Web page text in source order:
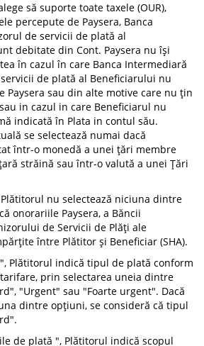
să suporte toate taxele (OUR),
percepute de Paysera, Banca
de servicii de plată al
debitate din Cont. Paysera nu își
în cazul în care Banca Intermediară
de plată al Beneficiarului nu
Paysera sau din alte motive care nu țin
in cazul in care Beneficiarul nu
indicată în Plata in contul său.
se selectează numai dacă
într-o monedă a unei țări membre
străină sau într-o valută a unei Țări
nu selectează niciuna dintre
onorariile Paysera, a Băncii
de Servicii de Plăți ale
între Plătitor și Beneficiar (SHA).
Plătitorul indică tipul de plată conform
prin selectarea uneia dintre
"Urgent" sau "Foarte urgent". Dacă
dintre opțiuni, se consideră că tipul
de plată ", Plătitorul indică scopul